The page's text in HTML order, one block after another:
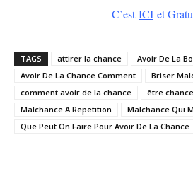
C’est ICI et
TAGS attirer la chance
Avoir De La
Avoir De La Chance Comment
Briser
comment avoir de la chance
être
Malchance A Repetition
Malchance Qui
Que Peut On Faire Pour Avoir De La Chance